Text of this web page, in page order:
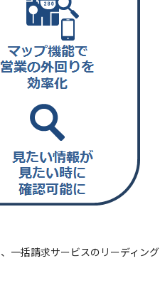
一括請求サービスのリーディン